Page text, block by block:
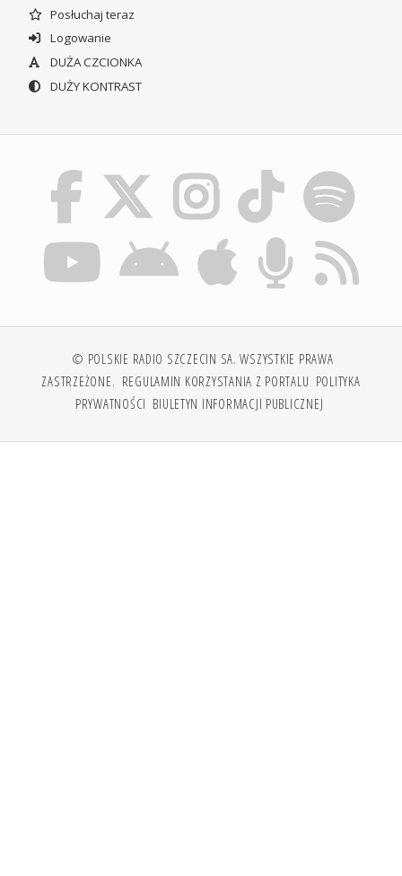
Posłuchaj teraz
Logowanie
DUŻA CZCIONKA
DUŻY KONTRAST
© POLSKIE RADIO SZCZECIN SA. WSZYSTKIE PRAWA
ZASTRZEŻONE. REGULAMIN KORZYSTANIA Z PORTALU POLITYKA
PRYWATNOŚCI BIULETYN INFORMACJI PUBLICZNEJ